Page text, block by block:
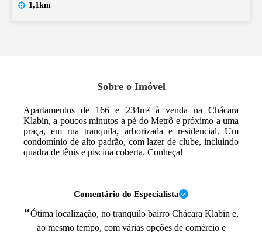
1,1km
Sobre o Imóvel
Apartamentos de 166 e 234m² à venda na Chácara
Klabin, a poucos minutos a pé do Metrô e próximo a uma
praça, em rua tranquila, arborizada e residencial. Um
condomínio de alto padrão, com lazer de clube, incluindo
quadra de tênis e piscina coberta. Conheça!
Comentário do Especialista
“Ótima localização, no tranquilo bairro Chácara Klabin e,
ao mesmo tempo, com várias opções de comércio e